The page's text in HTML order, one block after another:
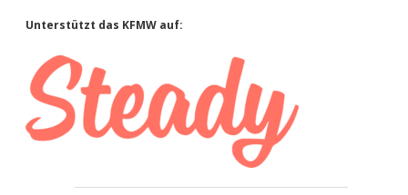
Sidebar
Unterstützt das KFMW auf: